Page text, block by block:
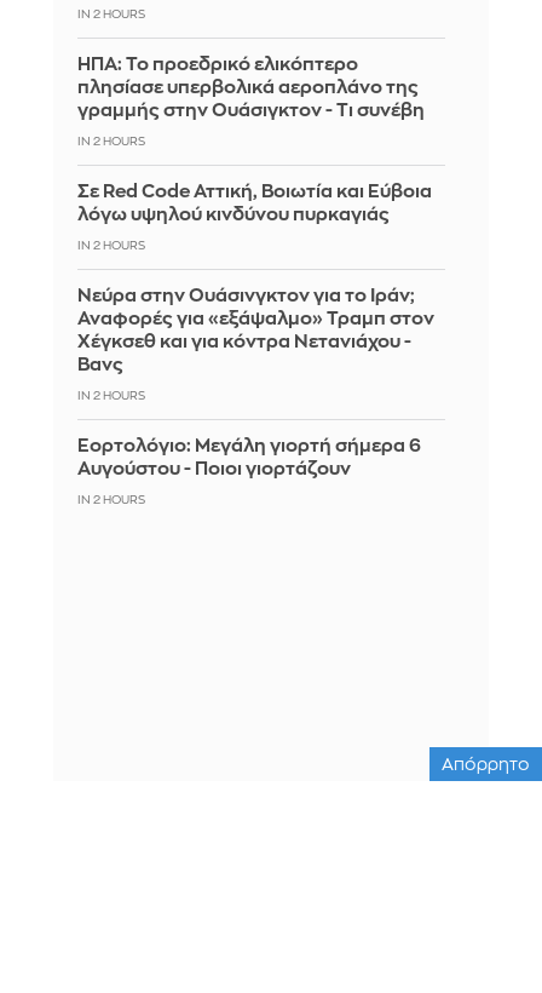
IN 2 HOURS
ΗΠΑ: Το προεδρικό ελικόπτερο
πλησίασε υπερβολικά αεροπλάνο της
γραμμής στην Ουάσιγκτον - Τι συνέβη
IN 2 HOURS
Σε Red Code Αττική, Βοιωτία και Εύβοια
λόγω υψηλού κινδύνου πυρκαγιάς
IN 2 HOURS
Νεύρα στην Ουάσινγκτον για το Ιράν;
Αναφορές για «εξάψαλμο» Τραμπ στον
Χέγκσεθ και για κόντρα Νετανιάχου -
Βανς
IN 2 HOURS
Εορτολόγιο: Μεγάλη γιορτή σήμερα 6
Αυγούστου - Ποιοι γιορτάζουν
IN 2 HOURS
Απόρρητο